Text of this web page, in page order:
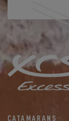
CATAMARANS